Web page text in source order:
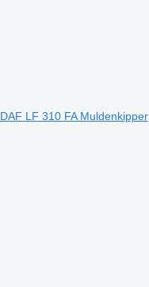
DAF LF 310 FA Muldenkipper